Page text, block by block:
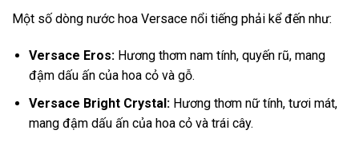
Một số dòng nước hoa Versace nổi tiếng phải kể đến như:
Versace Eros:Hương thơm nam tính, quyến rũ, mang
đậm dấu ấn của hoa cỏ và gỗ.
Versace Bright Crystal:Hương thơm nữ tính, tươi mát,
mang đậm dấu ấn của hoa cỏ và trái cây.